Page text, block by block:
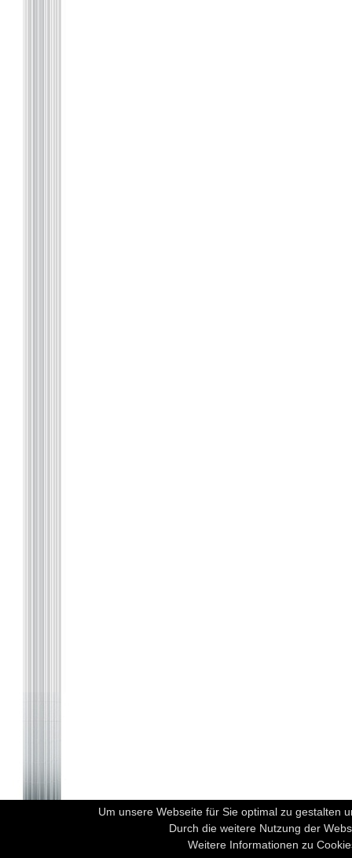
Um unsere Webseite für Sie optimal zu gestalten
Durch die weitere Nutzung der
Weitere Informationen zu